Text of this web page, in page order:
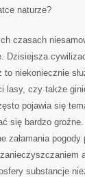
naturze?
czasach
Dzisiejsza
to niekoniecznie
lasy, czy także
pojawia się
się bardzo
załamania
substancje